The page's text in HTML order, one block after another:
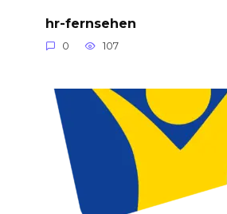
hr-fernsehen
0 107